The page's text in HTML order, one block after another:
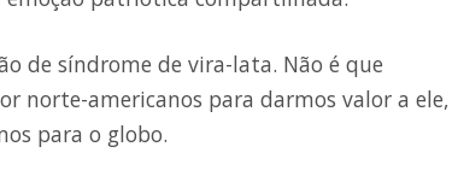
de síndrome de vira-lata. Não é que
norte-americanos para darmos valor a ele,
para o globo.